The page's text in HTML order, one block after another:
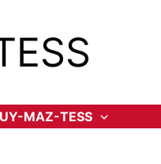
MAZ-TESS